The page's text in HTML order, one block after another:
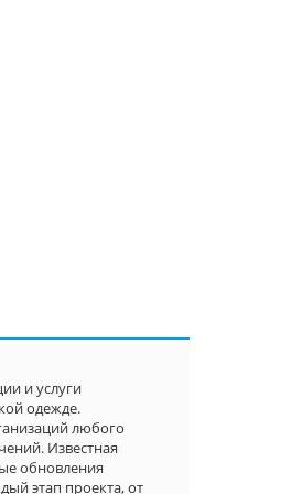
и услуги
одежде.
любого
Известная
обновления
этап проекта, от